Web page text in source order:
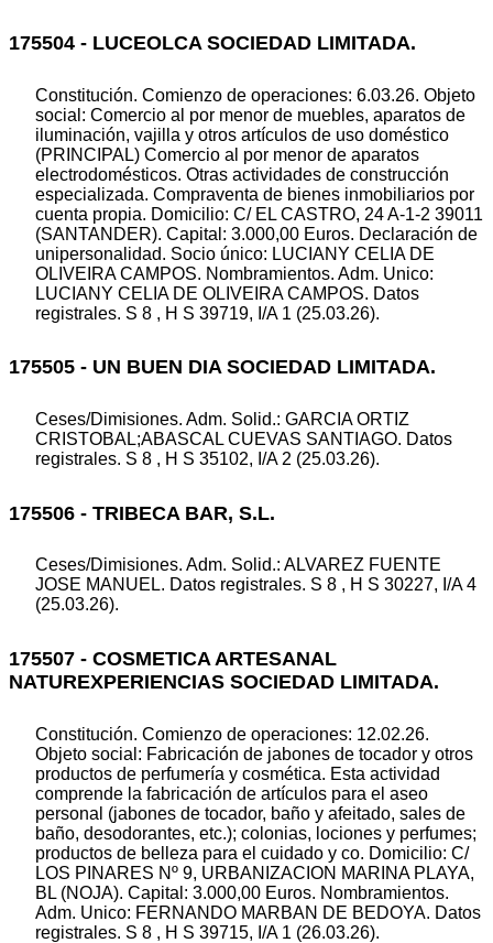
175504 - LUCEOLCA SOCIEDAD LIMITADA.
Constitución. Comienzo de operaciones: 6.03.26. Objeto
social: Comercio al por menor de muebles, aparatos de
iluminación, vajilla y otros artículos de uso doméstico
(PRINCIPAL) Comercio al por menor de aparatos
electrodomésticos. Otras actividades de construcción
especializada. Compraventa de bienes inmobiliarios por
cuenta propia. Domicilio: C/ EL CASTRO, 24 A-1-2 39011
(SANTANDER). Capital: 3.000,00 Euros. Declaración de
unipersonalidad. Socio único: LUCIANY CELIA DE
OLIVEIRA CAMPOS. Nombramientos. Adm. Unico:
LUCIANY CELIA DE OLIVEIRA CAMPOS. Datos
registrales. S 8 , H S 39719, I/A 1 (25.03.26).
175505 - UN BUEN DIA SOCIEDAD LIMITADA.
Ceses/Dimisiones. Adm. Solid.: GARCIA ORTIZ
CRISTOBAL;ABASCAL CUEVAS SANTIAGO. Datos
registrales. S 8 , H S 35102, I/A 2 (25.03.26).
175506 - TRIBECA BAR, S.L.
Ceses/Dimisiones. Adm. Solid.: ALVAREZ FUENTE
JOSE MANUEL. Datos registrales. S 8 , H S 30227, I/A 4
(25.03.26).
175507 - COSMETICA ARTESANAL
NATUREXPERIENCIAS SOCIEDAD LIMITADA.
Constitución. Comienzo de operaciones: 12.02.26.
Objeto social: Fabricación de jabones de tocador y otros
productos de perfumería y cosmética. Esta actividad
comprende la fabricación de artículos para el aseo
personal (jabones de tocador, baño y afeitado, sales de
baño, desodorantes, etc.); colonias, lociones y perfumes;
productos de belleza para el cuidado y co. Domicilio: C/
LOS PINARES Nº 9, URBANIZACION MARINA PLAYA,
BL (NOJA). Capital: 3.000,00 Euros. Nombramientos.
Adm. Unico: FERNANDO MARBAN DE BEDOYA. Datos
registrales. S 8 , H S 39715, I/A 1 (26.03.26).